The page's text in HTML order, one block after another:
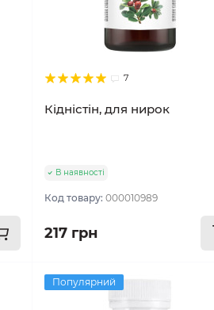
7
Кідністін, для нирок
В наявності
Код товару:000010989
217 грн
Популярний